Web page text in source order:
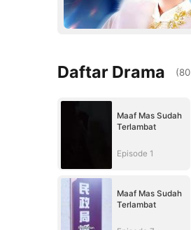
Daftar Drama (80
Maaf Mas Sudah
Terlambat
Episode 1
Maaf Mas Sudah
Terlambat